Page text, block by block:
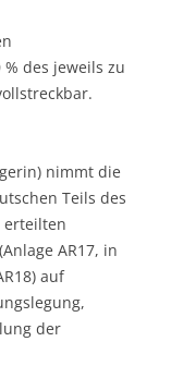
des jeweils zu
nimmt die
Teils des
erteilten
AR17, in
auf
der